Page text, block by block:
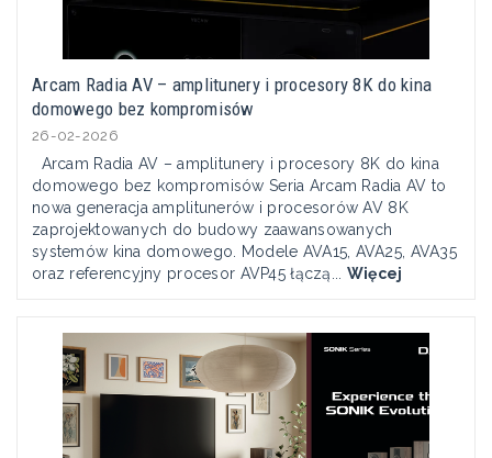
Arcam Radia AV – amplitunery i procesory 8K do kina
domowego bez kompromisów
26-02-2026
Arcam Radia AV – amplitunery i procesory 8K do kina
domowego bez kompromisów Seria Arcam Radia AV to
nowa generacja amplitunerów i procesorów AV 8K
zaprojektowanych do budowy zaawansowanych
systemów kina domowego. Modele AVA15, AVA25, AVA35
oraz referencyjny procesor AVP45 łączą... Więcej